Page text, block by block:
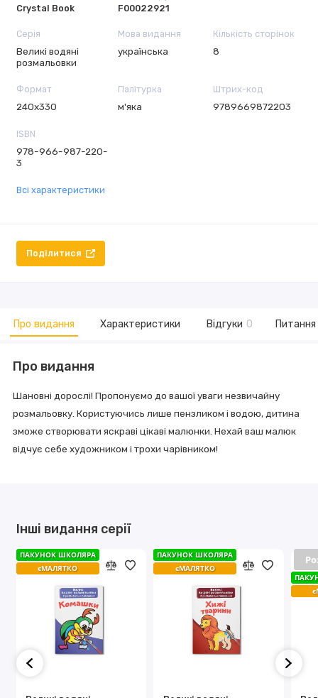
Crystal Book
F00022921
Серія
Великі водяні
розмальовки
Мова видання
українська
Кількість сторінок
8
Формат
240х330
Палітурка
м'яка
Штрих-код
9789669872203
ISBN
978-966-987-220-
3
Всі характеристики
Поділитися
Про видання Характеристики Відгуки 0 Питання
Про видання
Шановні дорослі! Пропонуємо до вашої уваги незвичайну
розмальовку. Користуючись лише пензликом і водою, дитина
зможе створювати яскраві цікаві малюнки. Нехай ваш малюк
відчує себе художником і трохи чарівником!
Інші видання серії
ПАКУНОК ШКОЛЯРА
єМАЛЯТКО
ПАКУНОК ШКОЛЯРА
єМАЛЯТКО
ПАКУНОК ШКОЛЯРА
єМАЛЯТКО
ПАКУНОК ШКОЛЯРА
єМАЛЯТКО